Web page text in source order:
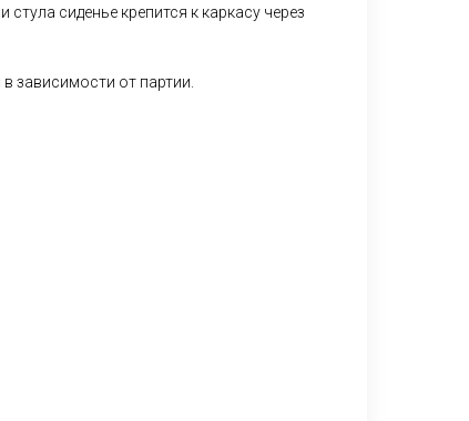
сиденье крепится к каркасу через
зависимости от партии.